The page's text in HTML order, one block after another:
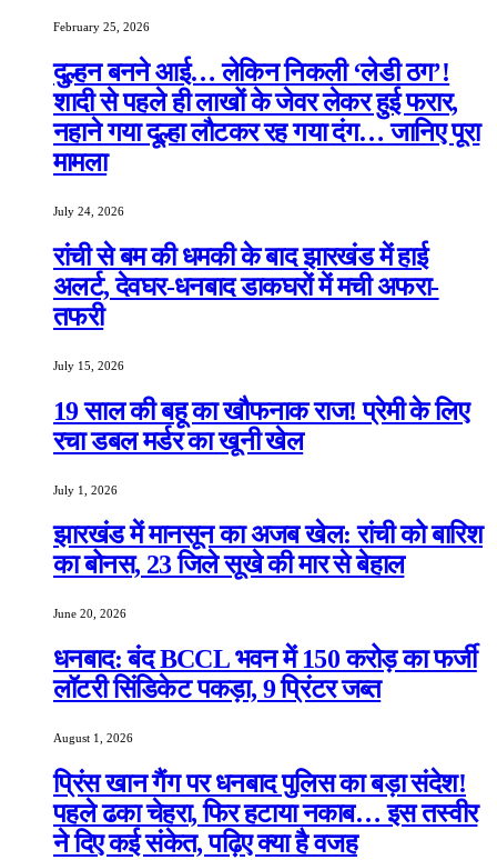
February 25, 2026
दुल्हन बनने आई… लेकिन निकली ‘लेडी ठग’!
शादी से पहले ही लाखों के जेवर लेकर हुई फरार,
नहाने गया दूल्हा लौटकर रह गया दंग… जानिए पूरा
मामला
July 24, 2026
रांची से बम की धमकी के बाद झारखंड में हाई
अलर्ट, देवघर-धनबाद डाकघरों में मची अफरा-
तफरी
July 15, 2026
19 साल की बहू का खौफनाक राज! प्रेमी के लिए
रचा डबल मर्डर का खूनी खेल
July 1, 2026
झारखंड में मानसून का अजब खेल: रांची को बारिश
का बोनस, 23 जिले सूखे की मार से बेहाल
June 20, 2026
धनबाद: बंद BCCL भवन में 150 करोड़ का फर्जी
लॉटरी सिंडिकेट पकड़ा, 9 प्रिंटर जब्त
August 1, 2026
प्रिंस खान गैंग पर धनबाद पुलिस का बड़ा संदेश!
पहले ढका चेहरा, फिर हटाया नकाब… इस तस्वीर
ने दिए कई संकेत, पढ़िए क्या है वजह